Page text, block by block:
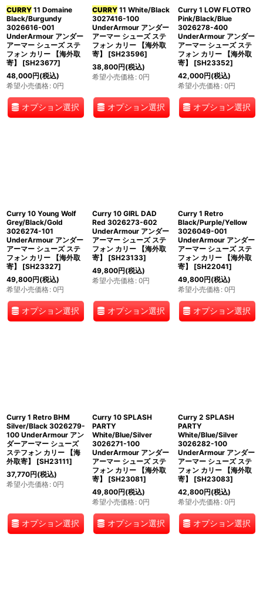
CURRY 11 Domaine
Black/Burgundy
3026616-001
UnderArmour アンダー
アーマー シューズ ステ
フォン カリー 【海外取
寄】
[SH23677]
48,000円(税込)
希望小売価格: 0円
オプション選択
CURRY11 White/Black
3027416-100
UnderArmour アンダー
アーマー シューズ ステ
フォン カリー 【海外取
寄】
[SH23596]
38,800円(税込)
希望小売価格: 0円
オプション選択
Curry 1 LOW FLOTRO
Pink/Black/Blue
3026278-400
UnderArmour アンダー
アーマー シューズ ステ
フォン カリー 【海外取
寄】
[SH23352]
42,000円(税込)
希望小売価格: 0円
オプション選択
Curry 10 Young Wolf
Grey/Black/Gold
3026274-101
UnderArmour アンダー
アーマー シューズ ステ
フォン カリー 【海外取
寄】
[SH23327]
49,800円(税込)
希望小売価格: 0円
オプション選択
Curry 10 GIRL DAD
Red 3026273-602
UnderArmour アンダー
アーマー シューズ ステ
フォン カリー 【海外取
寄】
[SH23133]
49,800円(税込)
希望小売価格: 0円
オプション選択
Curry 1 Retro
Black/Purple/Yellow
3026049-001
UnderArmour アンダー
アーマー シューズ ステ
フォン カリー 【海外取
寄】
[SH22041]
49,800円(税込)
希望小売価格: 0円
オプション選択
Curry 1 Retro BHM
Silver/Black 3026279-
100 UnderArmour アン
ダーアーマー シューズ
ステフォン カリー 【海
外取寄】
[SH23111]
37,770円(税込)
希望小売価格: 0円
オプション選択
Curry 10 SPLASH
PARTY
White/Blue/Silver
3026271-100
UnderArmour アンダー
アーマー シューズ ステ
フォン カリー 【海外取
寄】
[SH23081]
49,800円(税込)
希望小売価格: 0円
オプション選択
Curry 2 SPLASH
PARTY
White/Blue/Silver
3026282-100
UnderArmour アンダー
アーマー シューズ ステ
フォン カリー 【海外取
寄】
[SH23083]
42,800円(税込)
希望小売価格: 0円
オプション選択